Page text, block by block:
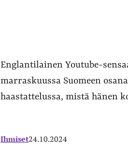
Englantilainen Youtube-
marraskuussa Suomeen
haastattelussa, mistä hänen
Ihmiset24.10.2024